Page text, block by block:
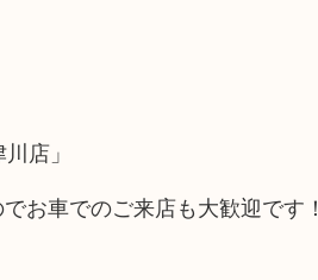
店」
お車でのご来店も大歓迎です！